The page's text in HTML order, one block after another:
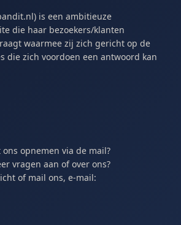
is een ambitieuze
die haar bezoekers/klanten
waarmee zij zich gericht op de
die zich voordoen een antwoord kan
opnemen via de mail?
vragen aan of over ons?
of mail ons, e-mail: